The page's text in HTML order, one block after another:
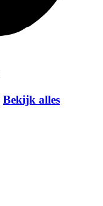
Bekijk alles